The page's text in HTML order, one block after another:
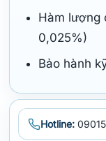
Hàm lượng
0,025%)
Bảo hành
Hotline: